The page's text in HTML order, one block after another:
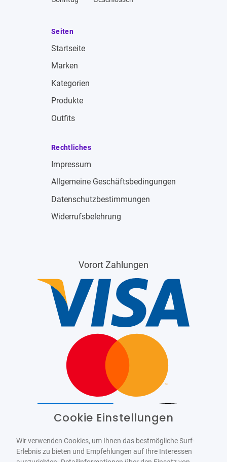
Seiten
Startseite
Marken
Kategorien
Produkte
Outfits
Rechtliches
Impressum
Allgemeine Geschäftsbedingungen
Datenschutzbestimmungen
Widerrufsbelehrung
Vorort Zahlungen
WCAG-2.1-AA
Cookie Einstellungen
Wir verwenden Cookies, um Ihnen das bestmögliche Surf-
Erlebnis zu bieten und Empfehlungen auf Ihre Interessen